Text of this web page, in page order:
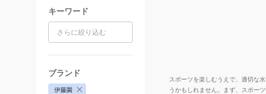
スポーツを楽しむうえで、適切な
うかもしれません。まず、スポー
キーワード
ブランド
伊藤園